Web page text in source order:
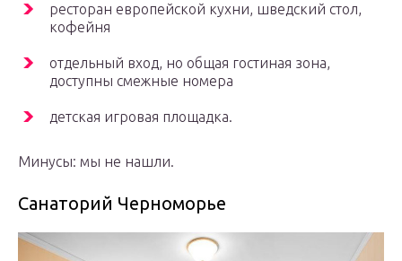
ресторан европейской кухни, шведский стол,
кофейня
отдельный вход, но общая гостиная зона,
доступны смежные номера
детская игровая площадка.
Минусы: мы не нашли.
Санаторий Черноморье